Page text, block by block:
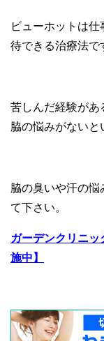
ビューホットは
待できる治療法で
苦しんだ経験があ
脇の悩みがない
脇の臭いや汗の悩
て下さい。
ガーデンクリニ
施中】